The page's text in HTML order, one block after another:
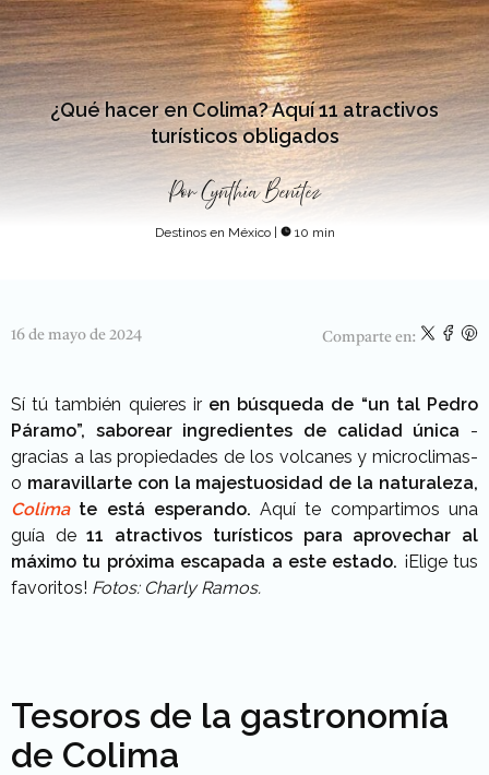
¿Qué hacer en Colima? Aquí 11 atractivos
turísticos obligados
PorCynthia Benítez
Destinos en México | 10 min
16 de mayo de 2024 Comparte en:
Sí tú también quieres ir en búsqueda de “un tal Pedro
Páramo”, saborear ingredientes de calidad única -
gracias a las propiedades de los volcanes y microclimas-
o maravillarte con la majestuosidad de la naturaleza,
Colimate está esperando. Aquí te compartimos una
guía de11 atractivos turísticos para aprovechar al
máximo tu próxima escapada a este estado. ¡Elige tus
favoritos! Fotos: Charly Ramos.
Tesoros de la gastronomía
de Colima